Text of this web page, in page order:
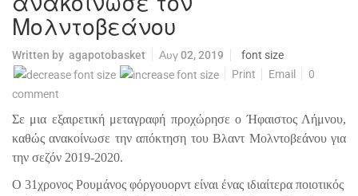
Μολντοβεάνου
Written by agapotobasket Αυγ 02, 2019
font size
Print
Email
0
comment
Σε μια εξαιρετική μεταγραφή προχώρησε ο Ήφαιστος Λήμνου,
καθώς ανακοίνωσε την απόκτηση του Βλαντ Μολντοβεάνου για
την σεζόν 2019-2020.
Ο 31χρονος Ρουμάνος φόργουορντ είναι ένας ιδιαίτερα ποιοτικός